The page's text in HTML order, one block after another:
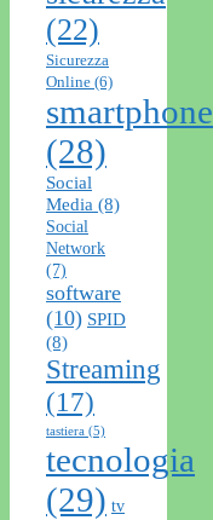
(22)
Sicurezza
Online (6)
smartphone
(28)
Social
Media (8)
Social
Network
(7)
software
(10) SPID
(8)
Streaming
(17)
tastiera (5)
tecnologia
(29) tv